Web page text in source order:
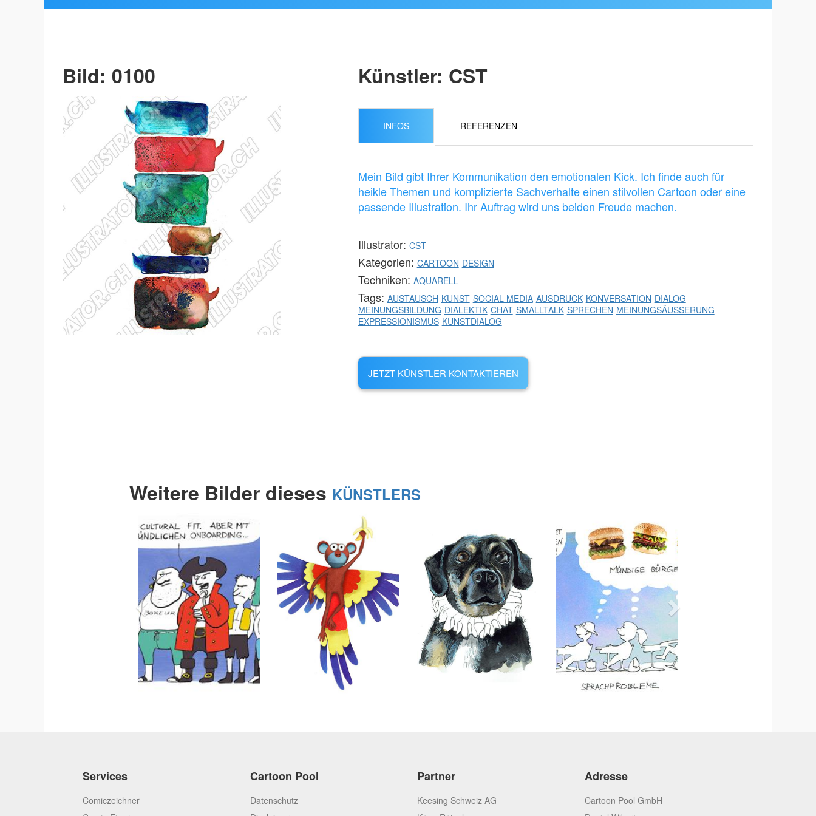
Bild: 0100 Künstler: CST
INFOS REFERENZEN
Mein Bild gibt Ihrer Kommunikation den emotionalen Kick. Ich finde auch für
heikle Themen und komplizierte Sachverhalte einen stilvollen Cartoon oder eine
passende Illustration. Ihr Auftrag wird uns beiden Freude machen.
Illustrator: CST
Kategorien: CARTOON DESIGN
Techniken: AQUARELL
Tags: AUSTAUSCH KUNST SOCIAL MEDIA AUSDRUCK KONVERSATION DIALOG
MEINUNGSBILDUNG DIALEKTIK CHAT SMALLTALK SPRECHEN MEINUNGSÄUSSERUNG
EXPRESSIONISMUS KUNSTDIALOG
JETZT KÜNSTLER KONTAKTIEREN
Weitere Bilder dieses KÜNSTLERS
Services
Comiczeichner
Cartoon Pool
Datenschutz
Partner
Keesing Schweiz AG
Adresse
Cartoon Pool GmbH